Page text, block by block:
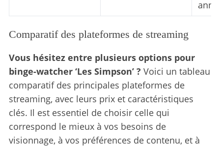
Comparatif des plateformes de streaming
Vous hésitez entre plusieurs options pour
binge-watcher ‘Les Simpson’ ? Voici un tableau
comparatif des principales plateformes de
streaming, avec leurs prix et caractéristiques
clés. Il est essentiel de choisir celle qui
correspond le mieux à vos besoins de
visionnage, à vos préférences de contenu, et à